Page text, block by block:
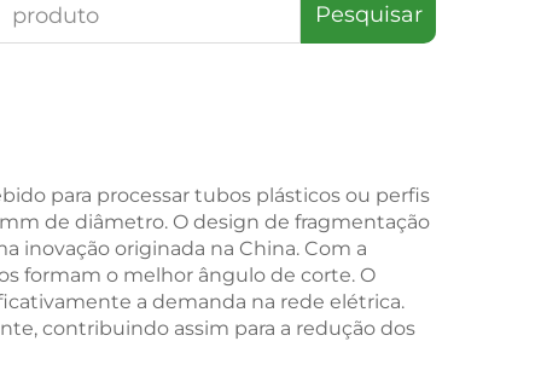
Pesquisar
para processar tubos plásticos ou perfis
de diâmetro. O design de fragmentação
inovação originada na China. Com a
formam o melhor ângulo de corte. O
a demanda na rede elétrica.
contribuindo assim para a redução dos